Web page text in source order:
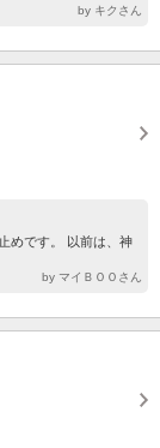
by キクさん
めです。 以前は、神
by マイＢＯＯさん